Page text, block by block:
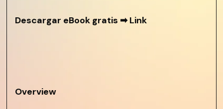
Descargar eBook gratis ➡Link
Overview